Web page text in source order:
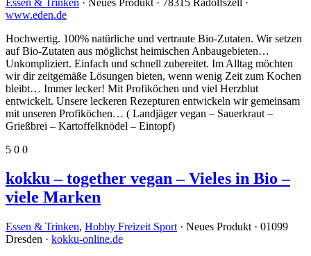
www.eden.de
Hochwertig. 100% natürliche und vertraute Bio-Zutaten. Wir setzen
auf Bio-Zutaten aus möglichst heimischen Anbaugebieten…
Unkompliziert. Einfach und schnell zubereitet. Im Alltag möchten
wir dir zeitgemäße Lösungen bieten, wenn wenig Zeit zum Kochen
bleibt… Immer lecker! Mit Profiköchen und viel Herzblut
entwickelt. Unsere leckeren Rezepturen entwickeln wir gemeinsam
mit unseren Profiköchen… ( Landjäger vegan – Sauerkraut –
Grießbrei – Kartoffelknödel – Eintopf)
5 0 0
kokku – together vegan – Vieles in Bio –
viele Marken
Essen & Trinken, Hobby Freizeit Sport · Neues Produkt · 01099
Dresden · kokku-online.de